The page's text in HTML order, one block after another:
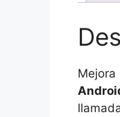
Mejora